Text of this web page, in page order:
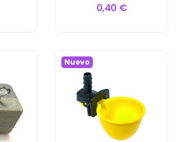
0,40 €
Nuevo